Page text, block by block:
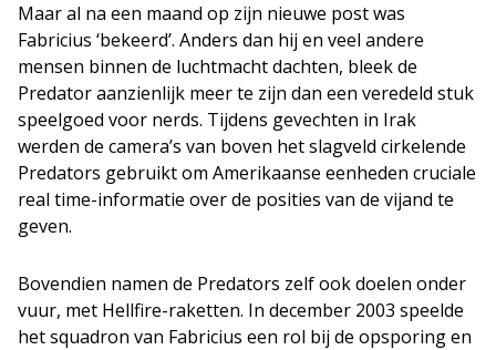
Maar al na een maand op zijn nieuwe post was
Fabricius ‘bekeerd’. Anders dan hij en veel andere
mensen binnen de luchtmacht dachten, bleek de
Predator aanzienlijk meer te zijn dan een veredeld stuk
speelgoed voor nerds. Tijdens gevechten in Irak
werden de camera’s van boven het slagveld cirkelende
Predators gebruikt om Amerikaanse eenheden cruciale
real time-informatie over de posities van de vijand te
geven.
Bovendien namen de Predators zelf ook doelen onder
vuur, met Hellfire-raketten. In december 2003 speelde
het squadron van Fabricius een rol bij de opsporing en